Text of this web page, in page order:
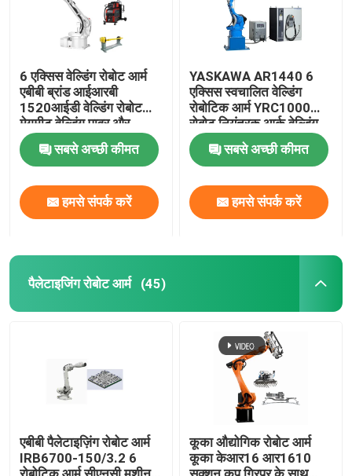
6 एक्सिस वेल्डिंग रोबोट आर्म
एबीबी ब्रांड आईआरबी
1520आईडी वेल्डिंग रोबोट
मेगमीट वेल्डिंग पावर और
पोजिशनर के साथ
सबसे अच्छी कीमत
हमसे संपर्क करें
YASKAWA AR1440 6
एक्सिस स्वचालित वेल्डिंग
रोबोटिक आर्म YRC1000
रोबोट नियंत्रक आर्क वेल्डिंग
रोबोट के साथ
सबसे अच्छी कीमत
हमसे संपर्क करें
पैलेटाइजिंग रोबोट आर्म (45)
एबीबी पैलेटाइज़िंग रोबोट आर्म
IRB6700-150/3.2 6
कूका औद्योगिक रोबोट आर्म
कूका केआर16 आर1610